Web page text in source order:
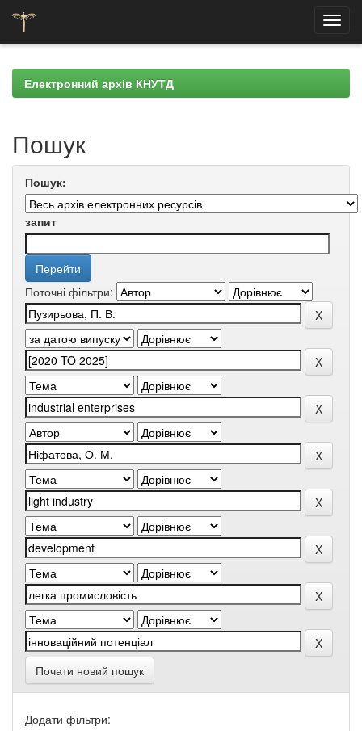
navigationЕлектронний архів КНУТД
Пошук
Пошук:
запит
Поточні фільтри:
Почати новий пошук
Додати фільтри: